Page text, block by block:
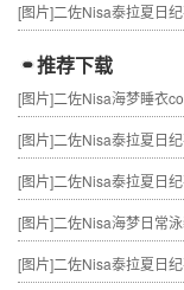
[图片]二佐Nisa泰拉夏日
推荐下载
[图片]二佐Nisa海梦睡衣
[图片]二佐Nisa泰拉夏日
[图片]二佐Nisa泰拉夏日
[图片]二佐Nisa海梦日常
[图片]二佐Nisa泰拉夏日